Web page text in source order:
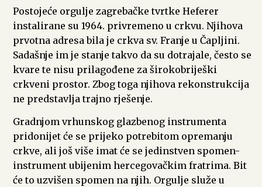
Postojeće orgulje zagrebačke tvrtke Heferer
instalirane su 1964. privremeno u crkvu. Njihova
prvotna adresa bila je crkva sv. Franje u Čapljini.
Sadašnje im je stanje takvo da su dotrajale, često se
kvare te nisu prilagođene za širokobriješki
crkveni prostor. Zbog toga njihova rekonstrukcija
ne predstavlja trajno rješenje.
Gradnjom vrhunskog glazbenog instrumenta
pridonijet će se prijeko potrebitom opremanju
crkve, ali još više imat će se jedinstven spomen-
instrument ubijenim hercegovačkim fratrima. Bit
će to uzvišen spomen na njih. Orgulje služe u